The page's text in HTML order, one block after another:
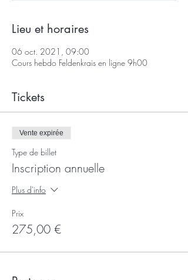
Lieu et horaires
06 oct. 2021, 09:00
Cours hebdo Feldenkrais en ligne 9h00
Tickets
Vente expirée
Type de billet
Inscription annuelle
Plus d'info
Prix
275,00 €